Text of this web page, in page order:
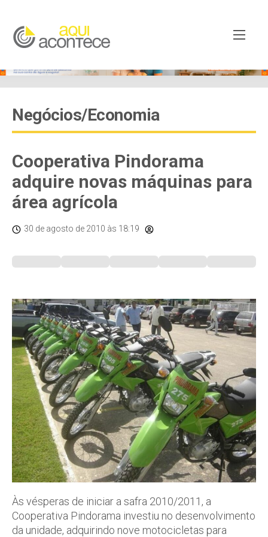
Negócios/Economia
Cooperativa Pindorama
adquire novas máquinas para
área agrícola
30 de agosto de 2010 às 18:19
Às vésperas de iniciar a safra 2010/2011, a
Cooperativa Pindorama investiu no desenvolvimento
da unidade, adquirindo nove motocicletas para